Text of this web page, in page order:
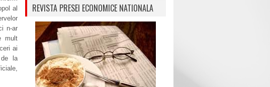
al
n-ar
mult
ai
de la
REVISTA PRESEI ECONOMICE NATIONALA